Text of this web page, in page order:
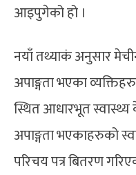
आइपुगेको हो ।
नयाँ तथ्याकं अनुसार
अपाङ्गता भएका
स्थित आधारभूत स्वास्थ्य
अपाङ्गता भएकाहरुको
परिचय पत्र बितरण